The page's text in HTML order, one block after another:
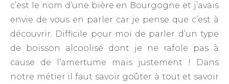
c’est le nom d’une bière en Bourgogne et j’avais
envie de vous en parler car je pense que c’est à
découvrir. Difficile pour moi de parler d’un type
de boisson alcoolisé dont je ne rafole pas à
cause de l’amertume mais justement ! Dans
notre métier il faut savoir goûter à tout et savoir